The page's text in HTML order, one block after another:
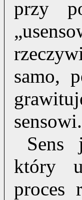
przy
samo,
sensowi.
Sens
który
proces